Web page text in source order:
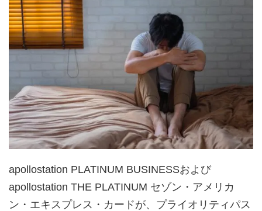
apollostation PLATINUM BUSINESSおよび
apollostation THE PLATINUM セゾン・アメリカ
ン・エキスプレス・カードが、プライオリティパス